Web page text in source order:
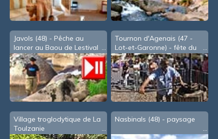
Javols (48) - Pêche au
lancer au Baou de Lestival
Tournon d'Agenais (47 -
Lot-et-Garonne) - fête du
Cidre, en Août
Village troglodytique de La
Toulzanie
Nasbinals (48) - paysage